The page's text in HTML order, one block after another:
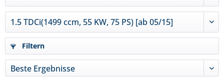
Filtern